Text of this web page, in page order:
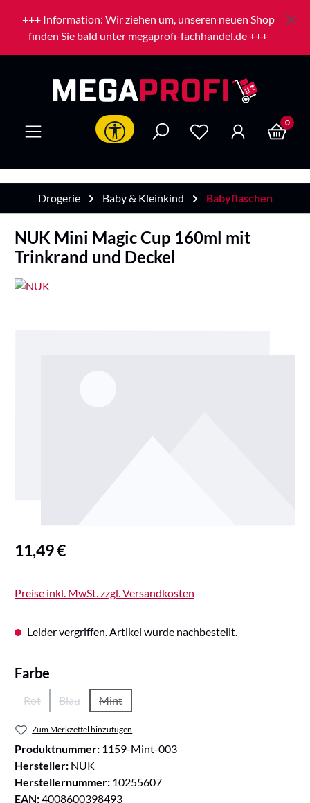
Zum Hauptinhalt springen
+++ Information: Wir ziehen um, unseren neuen Shop
finden Sie bald unter megaprofi-fachhandel.de +++
Werkzeugleiste anzeigen 0
Drogerie Baby & Kleinkind Babyflaschen
NUK Mini Magic Cup 160ml mit
Trinkrand und Deckel
Regulärer Preis:
11,49 €
Preise inkl. MwSt. zzgl. Versandkosten
Leider vergriffen. Artikel wurde nachbestellt.
Farbe
Rot
(Diese Option ist zurzeit nicht verfügbar.)
Blau
(Diese Option ist zurzeit nicht verfügbar.)
Mint
(Diese Option ist zurzeit nicht verfügbar.)
Zum Merkzettel hinzufügen
Produktnummer: 1159-Mint-003
Hersteller: NUK
Herstellernummer: 10255607
EAN:4008600398493